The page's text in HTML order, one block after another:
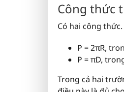
Công thức
Có hai công thức.
P = 2πR,
P = πD,
Trong cả hai